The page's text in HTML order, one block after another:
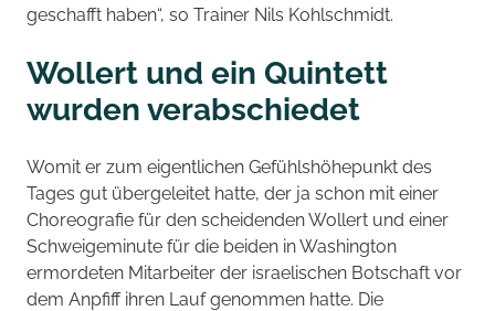
geschafft haben“, so Trainer Nils Kohlschmidt.
Wollert und ein Quintett
wurden verabschiedet
Womit er zum eigentlichen Gefühlshöhepunkt des
Tages gut übergeleitet hatte, der ja schon mit einer
Choreografie für den scheidenden Wollert und einer
Schweigeminute für die beiden in Washington
ermordeten Mitarbeiter der israelischen Botschaft vor
dem Anpfiff ihren Lauf genommen hatte. Die